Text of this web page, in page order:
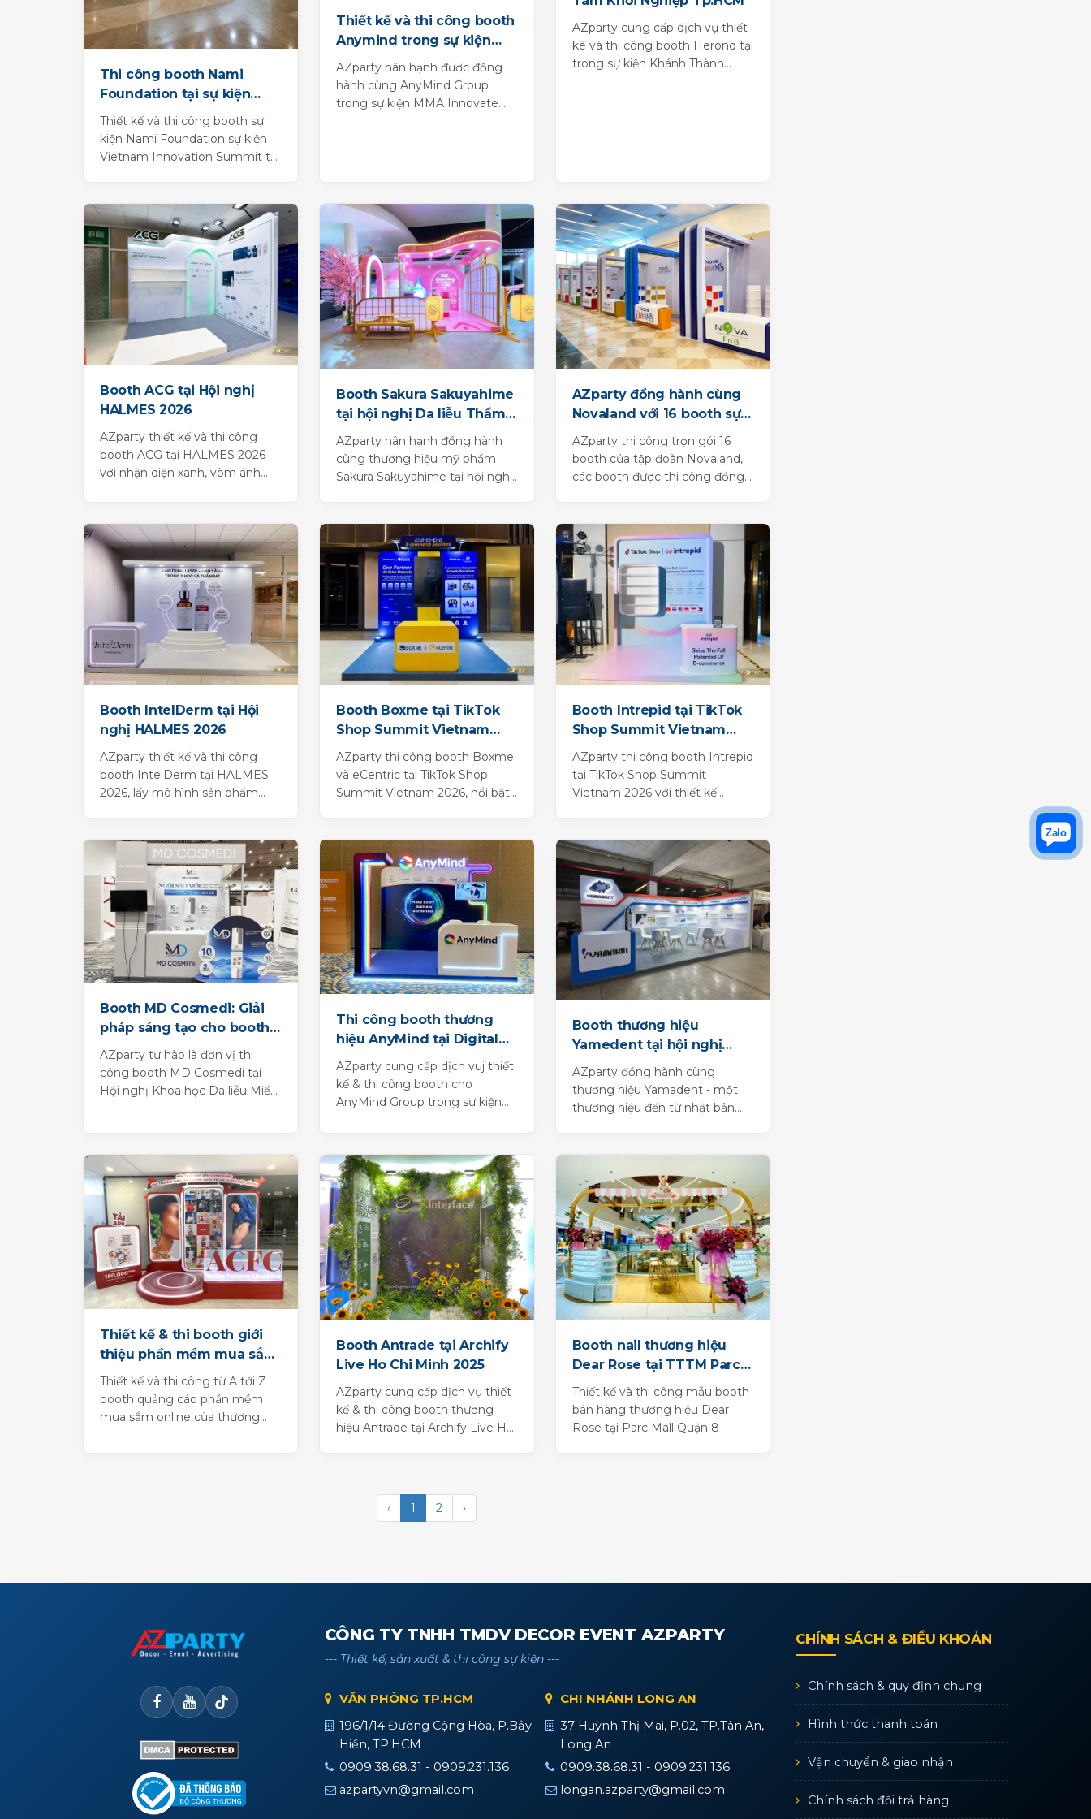
Thi công booth Nami
Foundation tại sự kiện
Vietnam Innovation
Summit
Thiết kế và thi công booth sự
kiện Nami Foundation sự kiện
Vietnam Innovation Summit tại
Thiết kế và thi công booth
Anymind trong sự kiện
MMA Innovate
AZparty hân hạnh được đồng
hành cùng AnyMind Group
trong sự kiện MMA Innovate
AZparty cung cấp dịch vụ thiết
kê và thi công booth Herond tại
trong sự kiện Khánh Thành
Booth ACG tại Hội nghị
HALMES 2026
AZparty thiết kế và thi công
booth ACG tại HALMES 2026
với nhận diện xanh, vòm ánh
Booth Sakura Sakuyahime
tại hội nghị Da liễu Thẩm
mỹ toàn quốc lần thứ 8
AZparty hân hạnh đồng hành
cùng thương hiệu mỹ phẩm
Sakura Sakuyahime tại hội nghị
AZparty đồng hành cùng
Novaland với 16 booth sự
kiện ấn tượng
AZparty thi công trọn gói 16
booth của tập đoàn Novaland,
các booth được thi công đồng
Booth IntelDerm tại Hội
nghị HALMES 2026
AZparty thiết kế và thi công
booth IntelDerm tại HALMES
2026, lấy mô hình sản phẩm
Booth Boxme tại TikTok
Shop Summit Vietnam
2026
AZparty thi công booth Boxme
và eCentric tại TikTok Shop
Summit Vietnam 2026, nổi bật
Booth Intrepid tại TikTok
Shop Summit Vietnam
2026
AZparty thi công booth Intrepid
tại TikTok Shop Summit
Vietnam 2026 với thiết kế
Booth MD Cosmedi: Giải
pháp sáng tạo cho booth
sự kiện
AZparty tự hào là đơn vị thi
công booth MD Cosmedi tại
Hội nghị Khoa học Da liễu Miền
Thi công booth thương
hiệu AnyMind tại Digital
Innovation Day
AZparty cung cấp dịch vuj thiết
kế & thi công booth cho
AnyMind Group trong sự kiện
Booth thương hiệu
Yamedent tại hội nghị
răng hàm mặt lần thứ 48
AZparty đồng hành cùng
thương hiệu Yamadent - một
thương hiệu đến từ nhật bản
Thiết kế & thi booth giới
thiệu phần mềm mua sắm
online ACFC
Thiết kế và thi công từ A tới Z
booth quảng cáo phần mềm
mua sắm online của thương
Booth Antrade tại Archify
Live Ho Chi Minh 2025
AZparty cung cấp dịch vụ thiết
kế & thi công booth thương
hiệu Antrade tại Archify Live Ho
Booth nail thương hiệu
Dear Rose tại TTTM Parc
Mall Quận 8
Thiết kế và thi công mẫu booth
bán hàng thương hiệu Dear
Rose tại Parc Mall Quận 8
‹ 1 2 ›
CÔNG TY TNHH TMDV DECOR EVENT AZPARTY
--- Thiết kế, sản xuất & thi công sự kiện ---
VĂN PHÒNG TP.HCM
196/1/14 Đường Cộng Hòa, P.Bảy
Hiền, TP.HCM
0909.38.68.31 - 0909.231.136
azpartyvn@gmail.com
CHI NHÁNH LONG AN
37 Huỳnh Thị Mai, P.02, TP.Tân An,
Long An
0909.38.68.31 - 0909.231.136
longan.azparty@gmail.com
CHÍNH SÁCH & ĐIỀU KHOẢN
Chính sách & quy định chung
Hình thức thanh toán
Vận chuyển & giao nhận
Chính sách đổi trả hàng